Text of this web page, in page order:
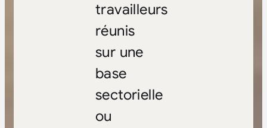
travailleurs
réunis
sur une
base
sectorielle
ou